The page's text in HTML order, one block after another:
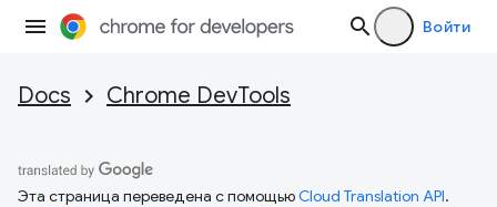
Войти
Docs Chrome DevTools
Эта страница переведена с помощьюCloud Translation API.